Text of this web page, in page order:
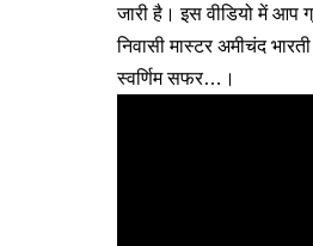
जारी है। इस वीडियो में आप
निवासी मास्टर अमीचंद
स्वर्णिम सफर…।